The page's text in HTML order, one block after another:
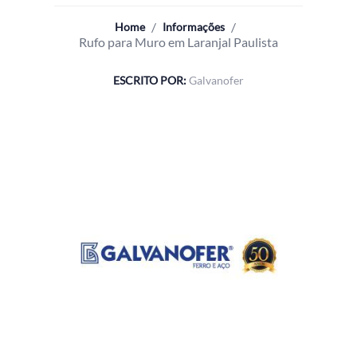
Home / Informações /
Rufo para Muro em Laranjal Paulista
ESCRITO POR:Galvanofer